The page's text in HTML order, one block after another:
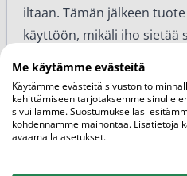
iltaan. Tämän jälkeen
käyttöön, mikäli iho sietää
kaulalle ja dekolteelle.
muutaman minuutin ajan
levittämistä. Yhdistä
yövoide, esimerkiksi
Me käytämme evästeitä
Käytämme evästeitä sivuston
kehittämiseen tarjotaksemme sinulle
sivuillamme. Suostumuksellasi
kohdennamme mainontaa. Lisätietoja
avaamalla asetukset.